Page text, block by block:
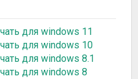
для windows 11
для windows 10
для windows 8.1
для windows 8